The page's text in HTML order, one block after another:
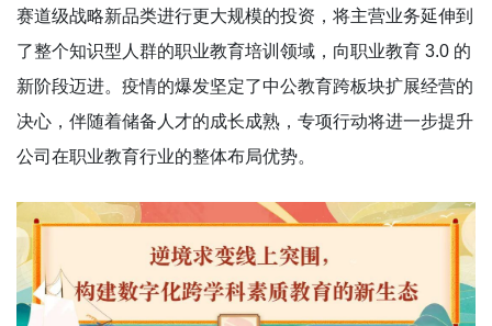
赛道级战略新品类进行更大规模的投资，将主营业务延伸到
了整个知识型人群的职业教育培训领域，向职业教育 3.0 的
新阶段迈进。疫情的爆发坚定了中公教育跨板块扩展经营的
决心，伴随着储备人才的成长成熟，专项行动将进一步提升
公司在职业教育行业的整体布局优势。